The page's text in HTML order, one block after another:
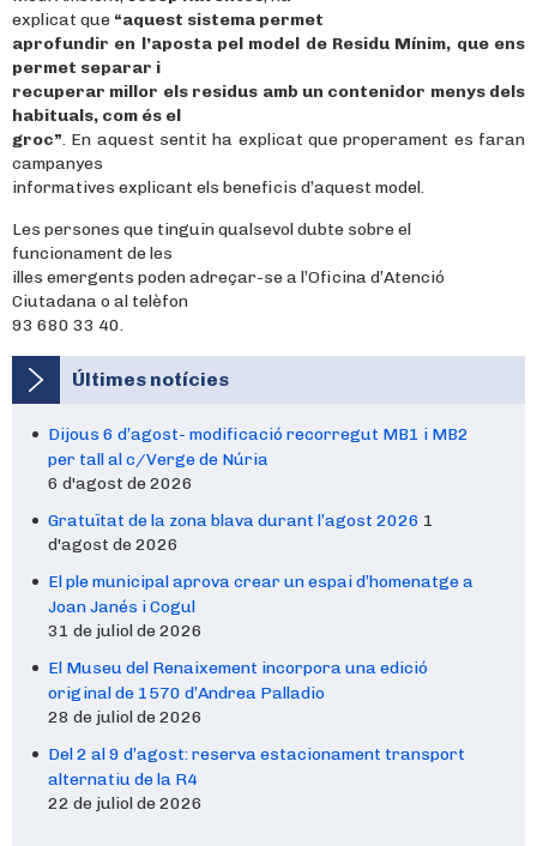
explicat que “aquest sistema permet
aprofundir en l’aposta pel model de Residu Mínim, que ens
permet separar i
recuperar millor els residus amb un contenidor menys dels
habituals, com és el
groc”. En aquest sentit ha explicat que properament es faran
campanyes
informatives explicant els beneficis d’aquest model.
Les persones que tinguin qualsevol dubte sobre el
funcionament de les
illes emergents poden adreçar-se a l’Oficina d’Atenció
Ciutadana o al telèfon
93 680 33 40.
Últimes notícies
Dijous 6 d’agost- modificació recorregut MB1 i MB2
per tall al c/Verge de Núria
6 d'agost de 2026
Gratuïtat de la zona blava durant l’agost 2026 1
d'agost de 2026
El ple municipal aprova crear un espai d’homenatge a
Joan Janés i Cogul
31 de juliol de 2026
El Museu del Renaixement incorpora una edició
original de 1570 d’Andrea Palladio
28 de juliol de 2026
Del 2 al 9 d’agost: reserva estacionament transport
alternatiu de la R4
22 de juliol de 2026